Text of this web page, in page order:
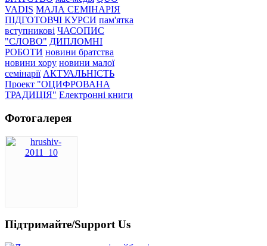
VADIS МАЛА СЕМІНАРІЯ
ПІДГОТОВЧІ КУРСИ пам'ятка
вступникові ЧАСОПИС
"СЛОВО" ДИПЛОМНІ
РОБОТИ новини братства
новини хору новини малої
семінарії АКТУАЛЬНІСТЬ
Проект "ОЦИФРОВАНА
ТРАДИЦІЯ" Електронні книги
Фотогалерея
Підтримайте/Support Us